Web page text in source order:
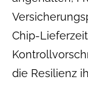
Chip-
die Resilienz